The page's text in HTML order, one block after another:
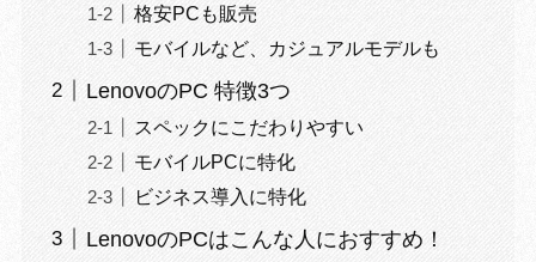
格安PCも販売
モバイルなど、カジュアルモデルも
LenovoのPC 特徴3つ
スペックにこだわりやすい
モバイルPCに特化
ビジネス導入に特化
LenovoのPCはこんな人におすすめ！